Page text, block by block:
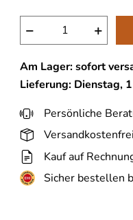
− +
Am Lager: sofort
Lieferung: Dienstag,
Persönliche
Kauf auf
Sicher bestellen